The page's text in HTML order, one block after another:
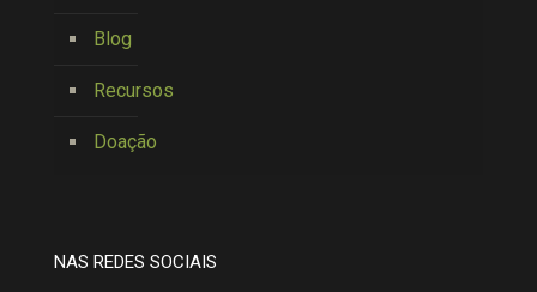
Blog
Recursos
Doação
NAS REDES SOCIAIS